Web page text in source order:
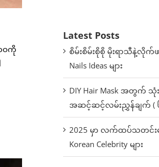
ဝကို
Latest Posts
စိမ်းစိမ်းစိုစို မိုးရာသီနဲ့လိုက်
Nails Ideas များ
DIY Hair Mask အတွက် သုံ
အဆင့်ဆင့်လမ်းညွှန်ချက် (
2025 မှာ လက်ထပ်သတင်းက
Korean Celebrity များ